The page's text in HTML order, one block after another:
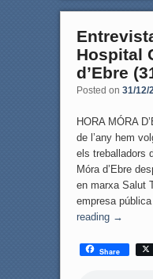
Hospital
d’Ebre
Posted on 31/12/
HORA MÓRA
de l’any hem
els treballadors
Móra d’Ebre
en marxa Salut
empresa
reading →
Share